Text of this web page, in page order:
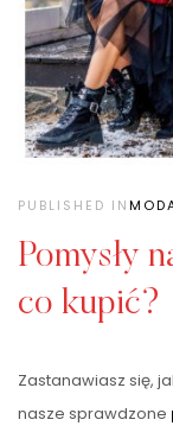
PUBLISHED IN
Pomysły
co kupić?
Zastanawiasz się,
nasze sprawdzone